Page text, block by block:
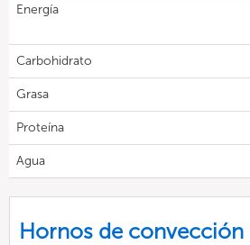
Energía
Carbohidrato
Grasa
Proteína
Agua
Hornos de convección